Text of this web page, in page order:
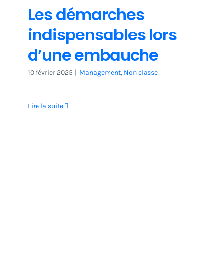
Les démarches
indispensables lors
d’une embauche
10 février 2025 | Management, Non classe
Lire la suite